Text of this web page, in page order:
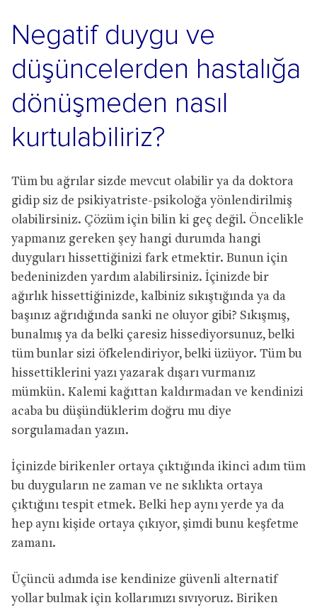
Negatif duygu ve
düşüncelerden hastalığa
dönüşmeden nasıl
kurtulabiliriz?
Tüm bu ağrılar sizde mevcut olabilir ya da doktora
gidip siz de psikiyatriste-psikoloğa yönlendirilmiş
olabilirsiniz. Çözüm için bilin ki geç değil. Öncelikle
yapmanız gereken şey hangi durumda hangi
duyguları hissettiğinizi fark etmektir. Bunun için
bedeninizden yardım alabilirsiniz. İçinizde bir
ağırlık hissettiğinizde, kalbiniz sıkıştığında ya da
başınız ağrıdığında sanki ne oluyor gibi? Sıkışmış,
bunalmış ya da belki çaresiz hissediyorsunuz, belki
tüm bunlar sizi öfkelendiriyor, belki üzüyor. Tüm bu
hissettiklerini yazı yazarak dışarı vurmanız
mümkün. Kalemi kağıttan kaldırmadan ve kendinizi
acaba bu düşündüklerim doğru mu diye
sorgulamadan yazın.
İçinizde birikenler ortaya çıktığında ikinci adım tüm
bu duyguların ne zaman ve ne sıklıkta ortaya
çıktığını tespit etmek. Belki hep aynı yerde ya da
hep aynı kişide ortaya çıkıyor, şimdi bunu keşfetme
zamanı.
Üçüncü adımda ise kendinize güvenli alternatif
yollar bulmak için kollarımızı sıvıyoruz. Biriken